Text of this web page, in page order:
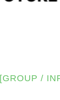
[GROUP /